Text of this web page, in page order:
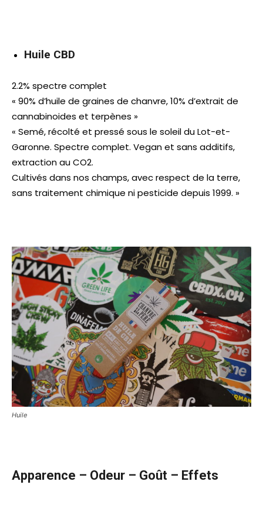
Huile CBD
2.2% spectre complet
« 90% d’huile de graines de chanvre, 10% d’extrait de
cannabinoides et terpènes »
« Semé, récolté et pressé sous le soleil du Lot-et-
Garonne. Spectre complet. Vegan et sans additifs,
extraction au CO2.
Cultivés dans nos champs, avec respect de la terre,
sans traitement chimique ni pesticide depuis 1999. »
Huile
Apparence – Odeur – Goût – Effets